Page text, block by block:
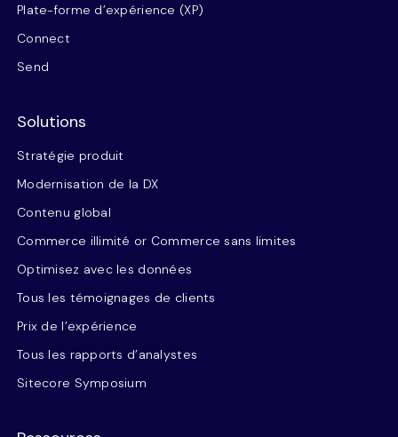
Plate-forme d’expérience (XP)
Connect
Send
Solutions
Stratégie produit
Modernisation de la DX
Contenu global
Commerce illimité or Commerce sans limites
Optimisez avec les données
Tous les témoignages de clients
Prix de l’expérience
Tous les rapports d’analystes
Sitecore Symposium